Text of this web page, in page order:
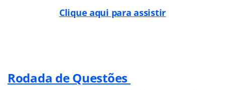
Clique aqui para assistir
Rodada de Questões